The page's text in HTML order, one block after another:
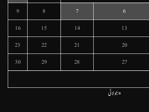
6
7
8
9
13
14
15
16
20
21
22
23
27
28
29
30
« جولائی